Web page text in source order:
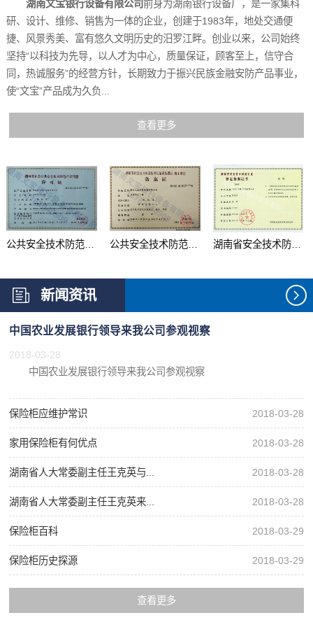
湖南文宝银行设备有限公司前身为湖南银行设备厂，是一家集科
研、设计、维修、销售为一体的企业，创建于1983年，地处交通便
捷、风景秀美、富有悠久文明历史的汨罗江畔。创业以来，公司始终
坚持“以科技为先导，以人才为中心，质量保证，顾客至上，信守合
同，热诚服务”的经营方针，长期致力于振兴民族金融安防产品事业，
使“文宝”产品成为久负...
查看更多
公共安全技术防范产品... 公共安全技术防范系统... 湖南省安全技术防范行...
新闻资讯
中国农业发展银行领导来我公司参观视察
2018-03-28
中国农业发展银行领导来我公司参观视察
保险柜应维护常识 2018-03-28
家用保险柜有何优点 2018-03-28
湖南省人大常委副主任王克英与... 2018-03-28
湖南省人大常委副主任王克英来... 2018-03-28
保险柜百科 2018-03-29
保险柜历史探源 2018-03-29
查看更多